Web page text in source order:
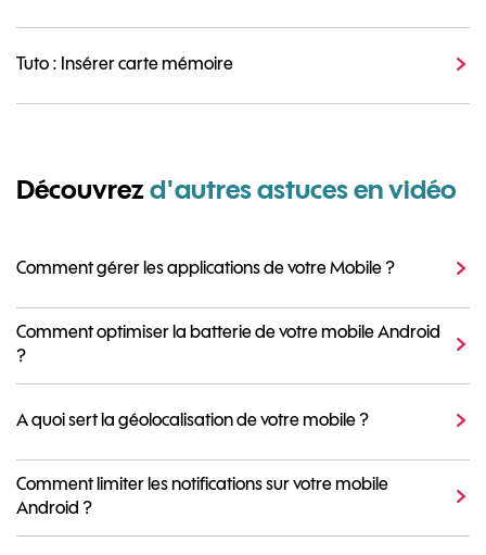
Tuto : Insérer carte mémoire
Découvrezd'autres astuces en vidéo
Comment gérer les applications de votre Mobile ?
Comment optimiser la batterie de votre mobile Android
?
A quoi sert la géolocalisation de votre mobile ?
Comment limiter les notifications sur votre mobile
Android ?